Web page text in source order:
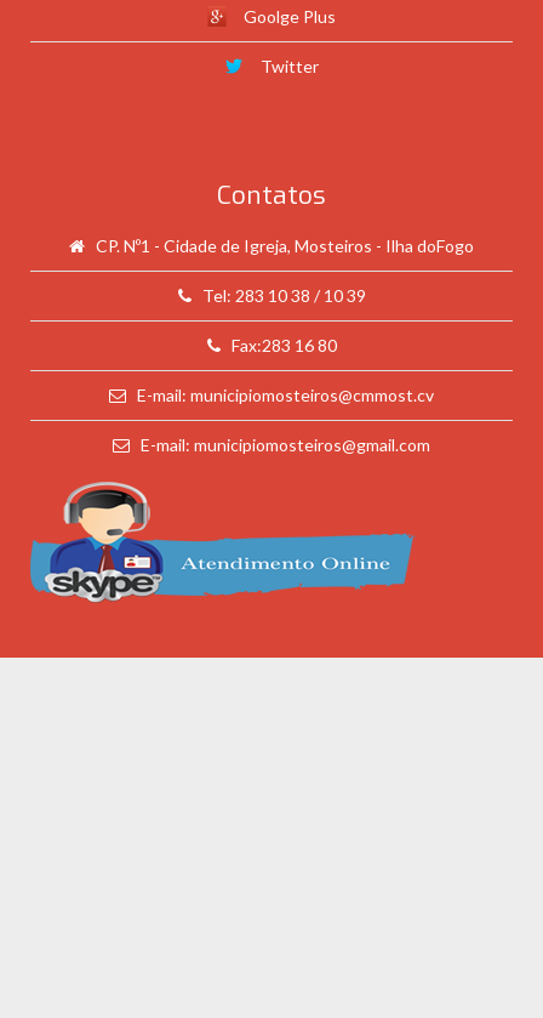
Goolge Plus
Twitter
Contatos
CP. Nº1 - Cidade de Igreja, Mosteiros - Ilha doFogo
Tel: 283 10 38 / 10 39
Fax:283 16 80
E-mail: municipiomosteiros@cmmost.cv
E-mail: municipiomosteiros@gmail.com